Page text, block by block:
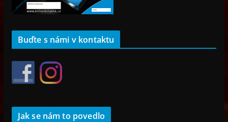
Buďte s námi v kontaktu
Jak se nám to povedlo